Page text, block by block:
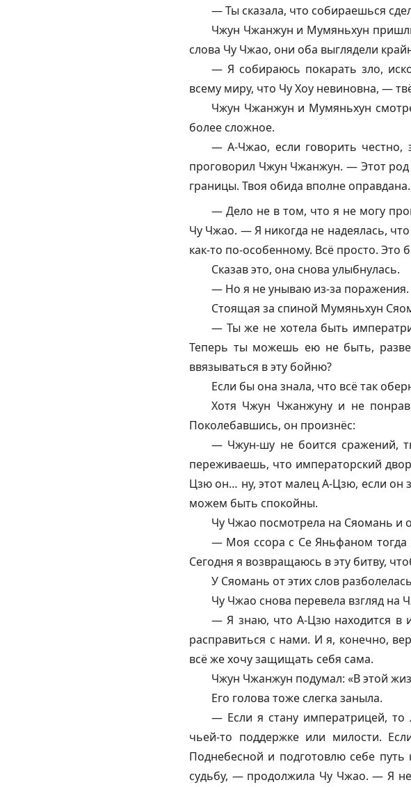
— Ты сказала, что собираешься
Чжун Чжанжун и Мумяньхун
слова Чу Чжао, они оба выглядели
— Я собираюсь покарать зло,
всему миру, что Чу Хоу невиновна, —
Чжун Чжанжун и Мумяньхун
более сложное.
— А-Чжао, если говорить честно,
проговорил Чжун Чжанжун. — Этот
границы. Твоя обида вполне оправдана.
— Дело не в том, что я не могу
Чу Чжао. — Я никогда не надеялась,
как-то по-особенному. Всё просто. Это
Сказав это, она снова улыбнулась.
— Но я не унываю из-за
Стоящая за спиной Мумяньхун
— Ты же не хотела быть
Теперь ты можешь ею не быть,
ввязываться в эту бойню?
Если бы она знала, что всё так
Хотя Чжун Чжанжуну и не
Поколебавшись, он произнёс:
— Чжун-шу не боится сражений,
переживаешь, что императорский
Цзю он… ну, этот малец А-Цзю, если он
можем быть спокойны.
Чу Чжао посмотрела на Сяомань и
— Моя ссора с Се Яньфаном тогда
Сегодня я возвращаюсь в эту битву,
У Сяомань от этих слов
Чу Чжао снова перевела взгляд на
— Я знаю, что А-Цзю находится в
расправиться с нами. И я, конечно,
всё же хочу защищать себя сама.
Чжун Чжанжун подумал: «В этой
Его голова тоже слегка заныла.
— Если я стану императрицей,
чьей-то поддержке или милости.
Поднебесной и подготовлю себе
судьбу, — продолжила Чу Чжао. — Я не